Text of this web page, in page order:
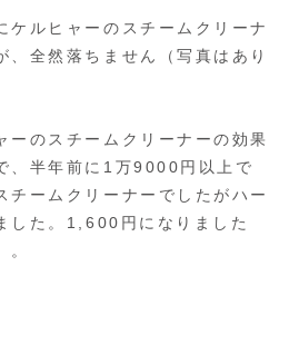
ケルヒャーのスチームクリーナ
、全然落ちません（写真はあり
ーのスチームクリーナーの効果
、半年前に1万9000円以上で
チームクリーナーでしたがハー
した。1,600円になりました
。